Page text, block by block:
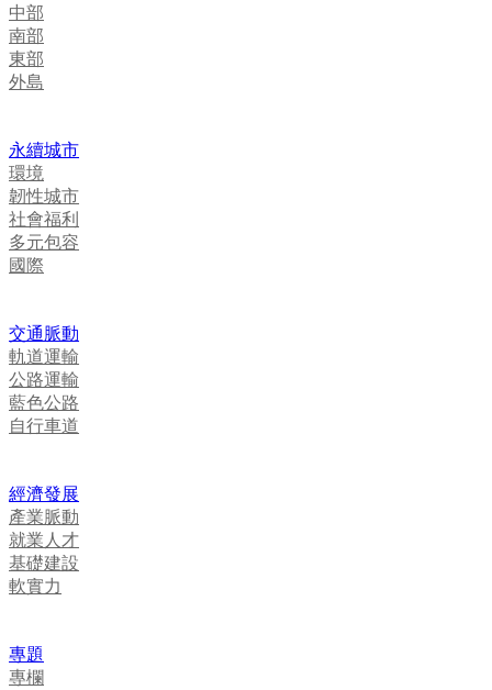
中部
南部
東部
外島
永續城市
環境
韌性城市
社會福利
多元包容
國際
交通脈動
軌道運輸
公路運輸
藍色公路
自行車道
經濟發展
產業脈動
就業人才
基礎建設
軟實力
專題
專欄